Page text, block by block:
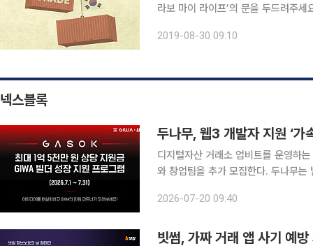
라보 마이 라이프’의 문을 두드려주
않은 것 같네. 유독 더웠던 작년 여름
2019-08-30 09:10
넥스블록
두나무, 웹3 개발자 지원 ‘
디지털자산 거래소 업비트를 운영하
와 창업팀을 추가 모집한다. 두나무는 빌더와 개발자, 창업자를 대상으로 진행하는 개발자 지원 프
계에서 실제 서비스를 개발하고 메인
2026-07-20 09:40
빗썸, 가짜 거래 앱 사기 예